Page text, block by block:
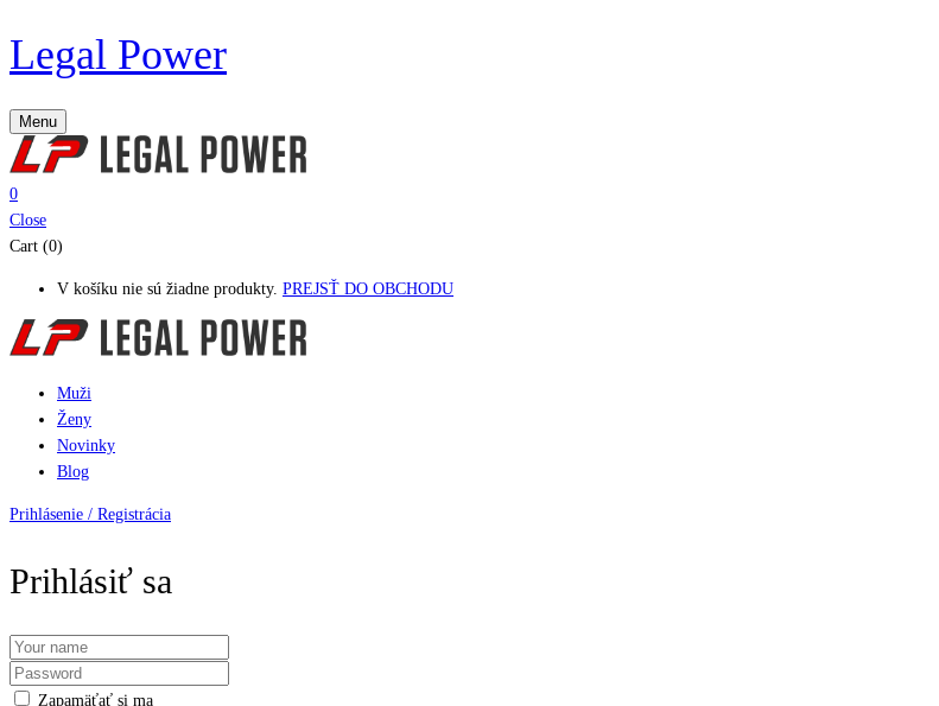
Legal Power
Menu
0
Close
Cart (0)
V košíku nie sú žiadne produkty. PREJSŤ DO OBCHODU
Muži
Ženy
Novinky
Blog
Prihlásenie / Registrácia
Prihlásiť sa
Zapamäťať si ma